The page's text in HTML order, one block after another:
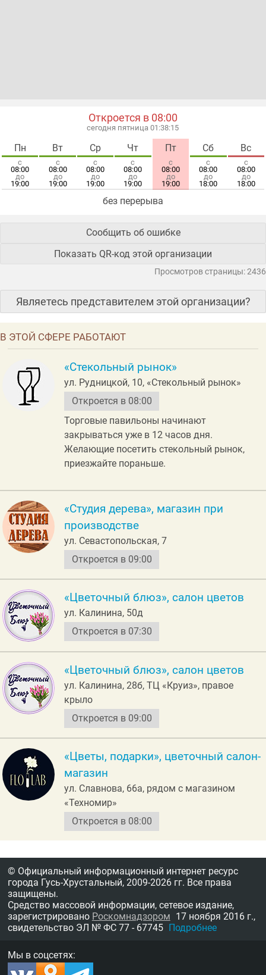
Откроется в 08:00
сегодня пятница 01:38:15
Пн
с
08:00
до
19:00
Вт
с
08:00
до
19:00
Ср
с
08:00
до
19:00
Чт
с
08:00
до
19:00
Пт
с
08:00
до
19:00
Сб
с
08:00
до
18:00
Вс
с
08:00
до
18:00
без перерыва
Сообщить об ошибке
Показать QR-код этой организации
Просмотров страницы: 2436
Являетесь представителем этой организации?
В ЭТОЙ СФЕРЕ РАБОТАЮТ
«Стекольный рынок»
ул. Рудницкой, 10, «Стекольный рынок»
Откроется в 08:00
Торговые павильоны начинают
закрываться уже в 12 часов дня.
Желающие посетить стекольный рынок,
приезжайте пораньше.
«Студия дерева», магазин при
производстве
ул. Севастопольская, 7
Откроется в 09:00
«Цветочный блюз», салон цветов
ул. Калинина, 50д
Откроется в 07:30
«Цветочный блюз», салон цветов
ул. Калинина, 28б, ТЦ «Круиз», правое
крыло
Откроется в 09:00
«Цветы, подарки», цветочный салон-
магазин
ул. Славнова, 66а, рядом с магазином
«Техномир»
Откроется в 08:00
© Официальный информационный интернет ресурс
города Гусь-Хрустальный, 2009-2026 гг. Все права
защищены.
Средство массовой информации, сетевое издание,
зарегистрировано Роскомнадзором 17 ноября 2016 г.,
свидетельство ЭЛ № ФС 77 - 67745 Подробнее
Мы в соцсетях: